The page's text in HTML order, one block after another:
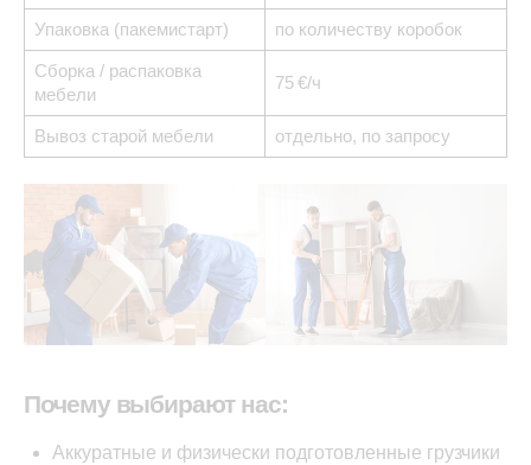
Упаковка (пакемистарт) по количеству коробок
Сборка / распаковка
мебели
75 €/ч
Вывоз старой мебели отдельно, по запросу
Почему выбирают нас:
Аккуратные и физически подготовленные грузчики